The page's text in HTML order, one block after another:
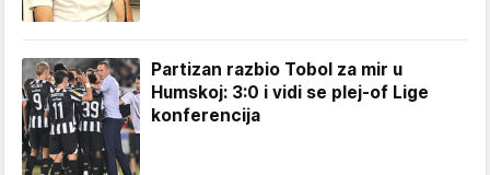
Partizan razbio Tobol za mir u
Humskoj: 3:0 i vidi se plej-of Lige
konferencija